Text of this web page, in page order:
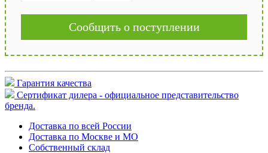
Сообщить о поступлении
Гарантия качества
Сертификат дилера - официальное представительство
бренда.
Доставка по всей России
Доставка по Москве и МО
Собственный склад